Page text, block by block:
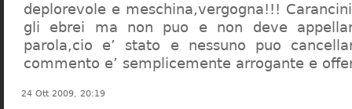
deplorevole e meschina,vergogna!!!
gli ebrei ma non puo e non deve
parola,cio e’ stato e nessuno puo
commento e’ semplicemente arrogante e
24 Ott 2009, 20:19